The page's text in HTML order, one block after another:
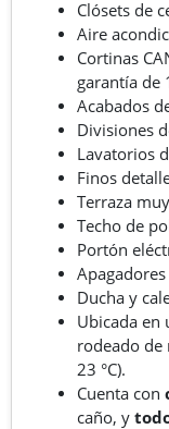
Clósets de
Aire
Cortinas
garantía de
Acabados
Divisiones
Lavatorios
Finos
Terraza
Techo de
Portón
Ducha y
Ubicada en
rodeado de
23 °C).
Cuenta con
caño, y